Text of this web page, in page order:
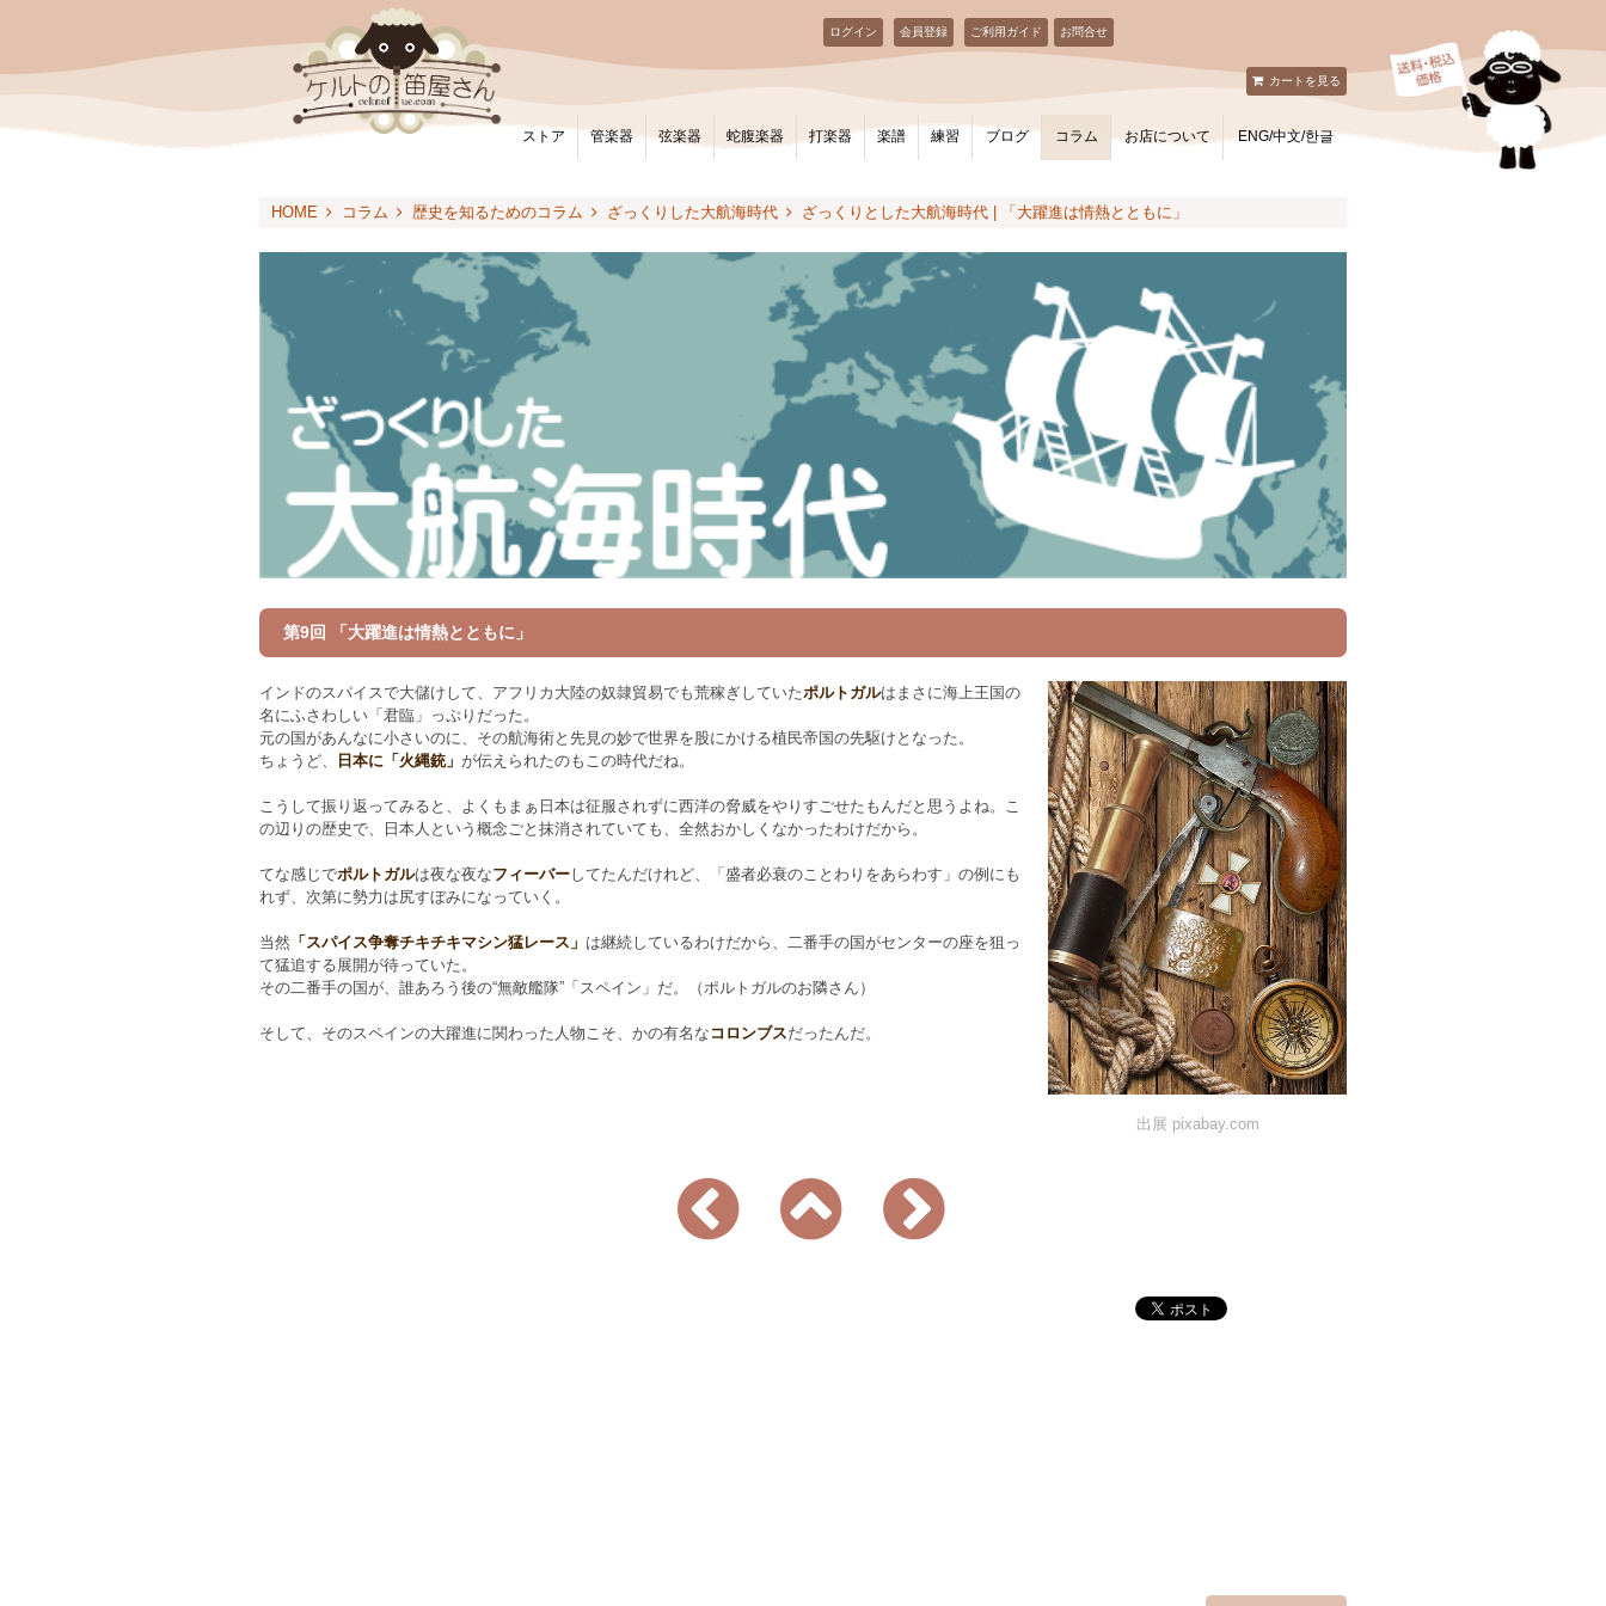
カートを見る
ログイン 会員登録 ご利用ガイド お問合せ
ストア 管楽器 弦楽器 蛇腹楽器 打楽器 楽譜 練習 ブログ コラム お店について ENG/中文/한글
HOME コラム 歴史を知るためのコラム ざっくりした大航海時代 ざっくりとした大航海時代 | 「大躍進は情熱とともに」
第9回 「大躍進は情熱とともに」
出展 pixabay.com
インドのスパイスで大儲けして、アフリカ大陸の奴隷貿易でも荒稼ぎしていたポルトガルはまさに海上王国の
名にふさわしい「君臨」っぷりだった。
元の国があんなに小さいのに、その航海術と先見の妙で世界を股にかける植民帝国の先駆けとなった。
ちょうど、
日本に「火縄銃」 が伝えられたのもこの時代だね。
こうして振り返ってみると、よくもまぁ日本は征服されずに西洋の脅威をやりすごせたもんだと思うよね。こ
の辺りの歴史で、日本人という概念ごと抹消されていても、全然おかしくなかったわけだから。
てな感じでポルトガルは夜な夜なフィーバーしてたんだけれど、「盛者必衰のことわりをあらわす」の例にも
れず、次第に勢力は尻すぼみになっていく。
当然 「スパイス争奪チキチキマシン猛レース」 は継続しているわけだから、二番手の国がセンターの座を狙っ
て猛追する展開が待っていた。
その二番手の国が、誰あろう後の“無敵艦隊”「スペイン」だ。（ポルトガルのお隣さん）
そして、そのスペインの大躍進に関わった人物こそ、かの有名な コロンブスだったんだ。